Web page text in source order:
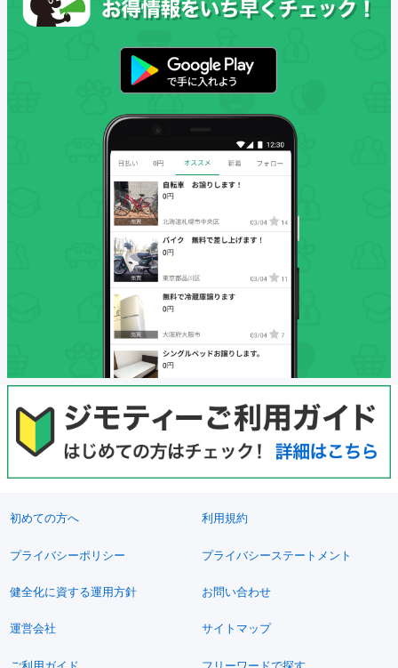
初めての方へ 利用規約
プライバシーポリシー プライバシーステートメント
健全化に資する運用方針 お問い合わせ
運営会社 サイトマップ